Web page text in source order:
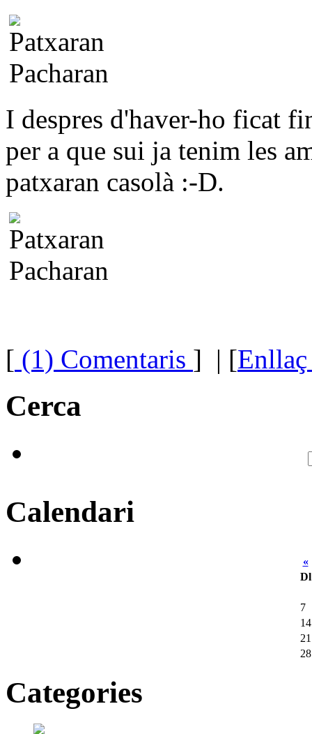
I despres d'haver-ho ficat
per a que sui ja tenim les
patxaran casolà :-D.
[ (1) Comentaris ] | [Enllaç
Cerca
Calendari
«
Dl
7
14
21
28
Categories